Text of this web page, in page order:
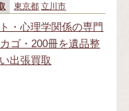
東京都 立川市
・心理学関係の専門
ゴ・200冊を遺品整
出張買取